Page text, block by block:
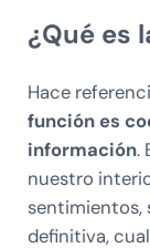
¿Qué es
Hace
función es
información.
nuestro
sentimientos,
definitiva,